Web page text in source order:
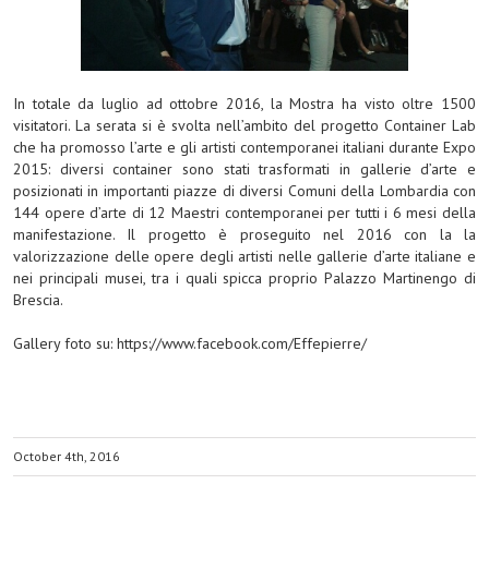
In totale da luglio ad ottobre 2016, la Mostra ha visto oltre 1500
visitatori. La serata si è svolta nell’ambito del progetto Container Lab
che ha promosso l’arte e gli artisti contemporanei italiani durante Expo
2015: diversi container sono stati trasformati in gallerie d’arte e
posizionati in importanti piazze di diversi Comuni della Lombardia con
144 opere d’arte di 12 Maestri contemporanei per tutti i 6 mesi della
manifestazione. Il progetto è proseguito nel 2016 con la la
valorizzazione delle opere degli artisti nelle gallerie d’arte italiane e
nei principali musei, tra i quali spicca proprio Palazzo Martinengo di
Brescia.
Gallery foto su: https://www.facebook.com/Effepierre/
October 4th, 2016